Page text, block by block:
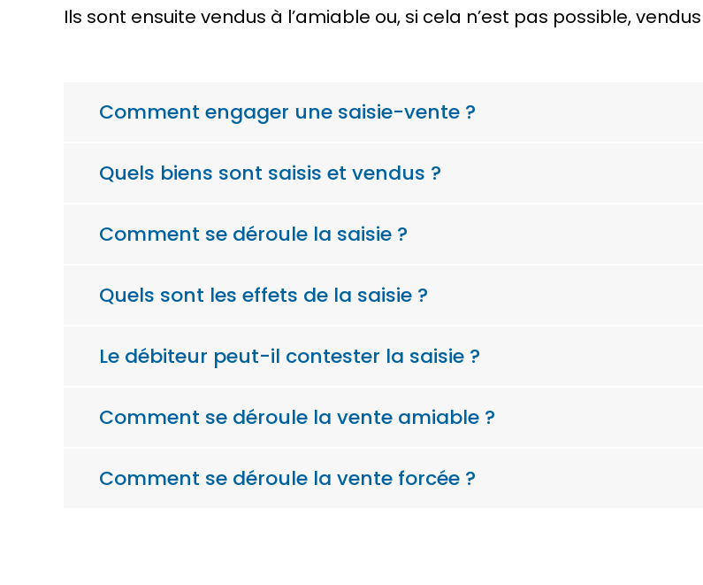
Ils sont ensuite vendus à l’amiable ou, si cela n’est pas possible,
Comment engager une saisie-vente ?
Quels biens sont saisis et vendus ?
Comment se déroule la saisie ?
Quels sont les effets de la saisie ?
Le débiteur peut-il contester la saisie ?
Comment se déroule la vente amiable ?
Comment se déroule la vente forcée ?